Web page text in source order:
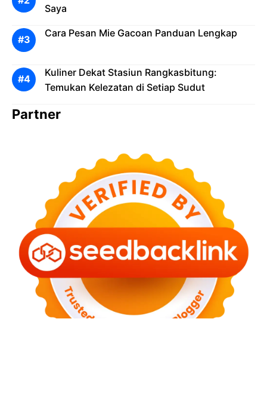
Saya
Cara Pesan Mie Gacoan Panduan Lengkap
Kuliner Dekat Stasiun Rangkasbitung:
Temukan Kelezatan di Setiap Sudut
Partner